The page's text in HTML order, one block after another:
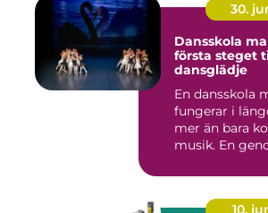
30.
Dansskola
första steget
dansglädje
En dansskola
fungerar i
mer än bara
musik. En
10.